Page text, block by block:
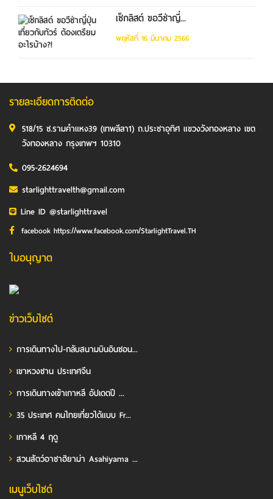
เช็กลิสต์ ขอวีซ่าญี่...
พฤหัสที่ 16 มีนาคม 2566
รายละเอียดการติดต่อ
518/15 ซ.รามคำแหง39 (เทพลีลา1) ถ.ประชาอุทิศ แขวงวังทองหลาง เขต
วังทองหลาง กรุงเทพฯ 10310
095-2624694
starlighttravelth@gmail.com
Line ID @starlighttravel
facebook https://www.facebook.com/StarlightTravel.TH
ใบอนุญาต
ข่าวเว็บไซต์
การเดินทางไป-กลับสนามบินอินชอน...
เขาหวงซาน ประเทศจีน
การเดินทางเข้าเกาหลี อัปเดตปี ...
35 ประเทศ คนไทยเที่ยวได้แบบ Fr...
เกาหลี 4 ฤดู
สวนสัตว์อาซาฮิยาม่า Asahiyama ...
เมนูเว็บไซต์